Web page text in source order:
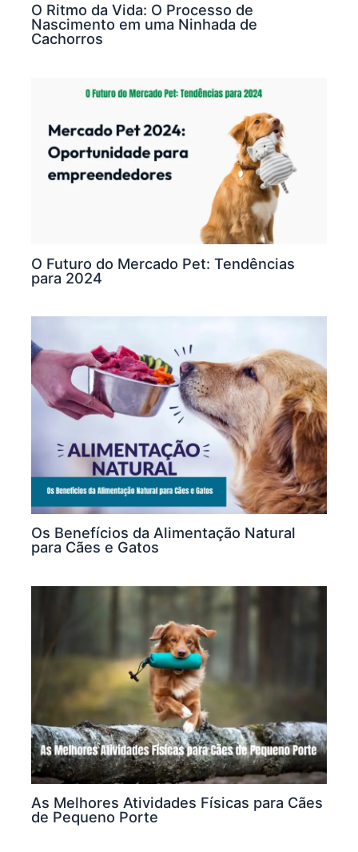
O Ritmo da Vida: O Processo de
Nascimento em uma Ninhada de
Cachorros
O Futuro do Mercado Pet: Tendências
para 2024
Os Benefícios da Alimentação Natural
para Cães e Gatos
As Melhores Atividades Físicas para Cães
de Pequeno Porte